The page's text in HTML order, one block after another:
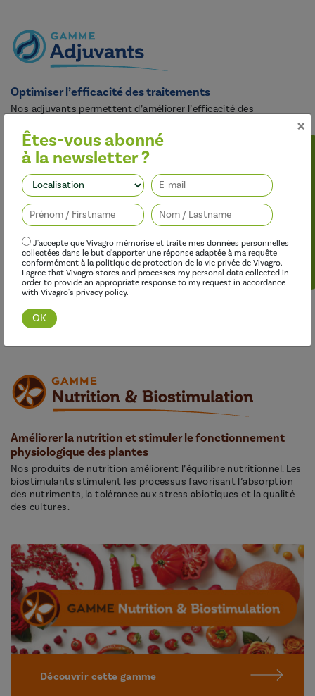
Optimiser l’efficacité des traitements
Nos adjuvants permettent d’améliorer l’efficacité des
herbicides, des fongicides, des insecticides et des régulateurs de
croissance, tout en limitant leur impact sur l’environnement.
Découvrir cette gamme
Améliorer la nutrition et stimuler le fonctionnement
physiologique des plantes
Nos produits de nutrition améliorent l’équilibre nutritionnel. Les
biostimulants stimulent les processus favorisant l’absorption
des nutriments, la tolérance aux stress abiotiques et la qualité
des cultures.
Découvrir cette gamme
×
Êtes-vous abonné
à la newsletter ?
J'accepte que Vivagro mémorise et traite mes données personnelles
collectées dans le but d'apporter une réponse adaptée à ma requête
conformément à la politique de protection de la vie privée de Vivagro.
I agree that Vivagro stores and processes my personal data collected in
order to provide an appropriate response to my request in accordance
with Vivagro's privacy policy.